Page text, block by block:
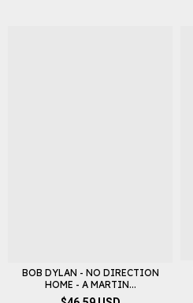
BOB DYLAN - NO DIRECTION
HOME - A MARTIN...